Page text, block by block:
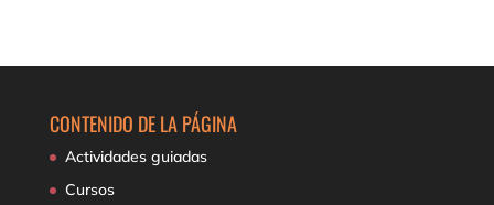
CONTENIDO DE LA PÁGINA
Actividades guiadas
Cursos